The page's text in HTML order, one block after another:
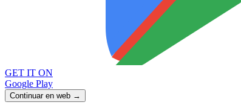
GET IT ON
Google Play
Continuar en web →